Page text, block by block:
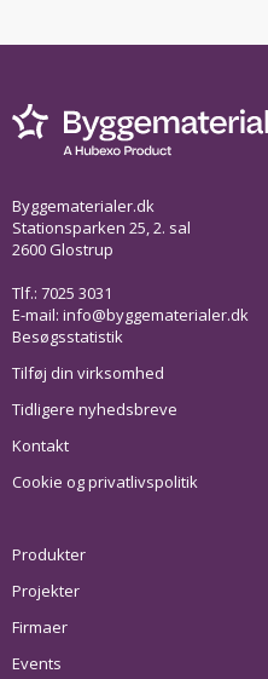
Byggematerialer.dk
Stationsparken 25, 2. sal
2600 Glostrup
Tlf.: 7025 3031
E-mail: info@byggematerialer.dk
Besøgsstatistik
Tilføj din virksomhed
Tidligere nyhedsbreve
Kontakt
Cookie og privatlivspolitik
Produkter
Projekter
Firmaer
Events